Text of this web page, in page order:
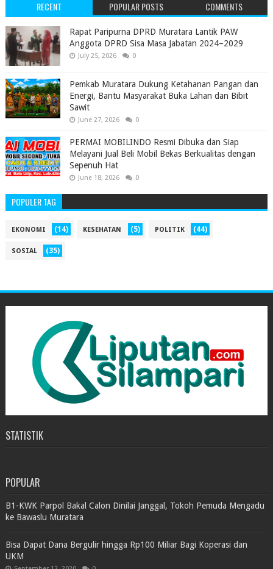
RECENT POPULAR POSTS COMMENTS
‎Rapat Paripurna DPRD Muratara Lantik PAW
Anggota DPRD Sisa Masa Jabatan 2024–2029 ‎
July 25, 2026 0
Pemkab Muratara Dukung Ketahanan Pangan dan
Energi, Bantu Masyarakat Buka Lahan dan Bibit
Sawit
June 27, 2026 0
PERMAI MOBILINDO Resmi Dibuka dan Siap
Melayani Jual Beli Mobil Bekas Berkualitas dengan
Sepenuh Hat
June 18, 2026 0
POPULER TAG
EKONOMI (14) KESEHATAN (5) POLITIK (44)
SOSIAL (35)
STATISTIK
POPULAR
B1-KWK Parpol Bakal Calon Dinilai Janggal, Tokoh Pemuda Mengadu
ke Bawaslu Muratara
Bisa Dapat Dana Bergulir hingga Rp100 Miliar Bagi Koperasi dan
UKM